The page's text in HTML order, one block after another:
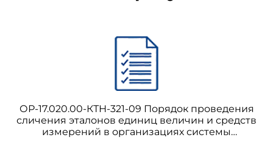
ОР-17.020.00-КТН-321-09 Порядок проведения
сличения эталонов единиц величин и средств
измерений в организациях системы